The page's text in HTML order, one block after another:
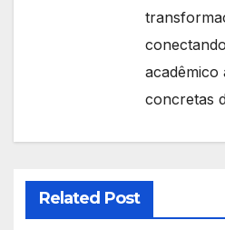
acadêmico
concretas
Related Post